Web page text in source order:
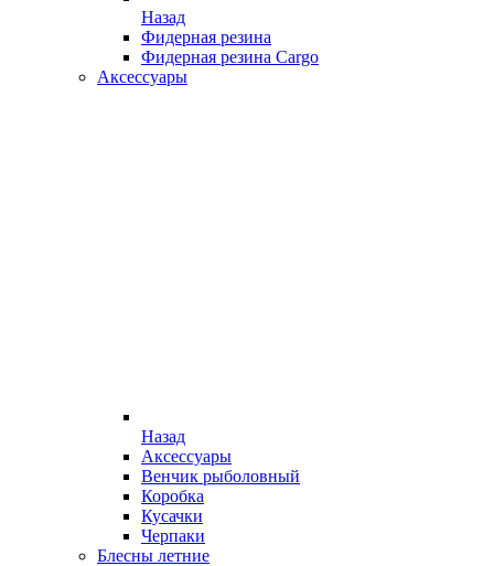
Назад
Фидерная резина
Фидерная резина Cargo
Аксессуары
Назад
Аксессуары
Венчик рыболовный
Коробка
Кусачки
Черпаки
Блесны летние